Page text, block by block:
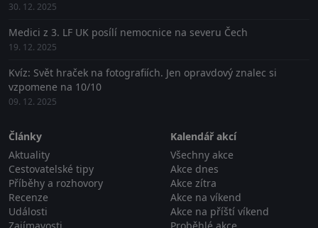
30. 12. 2025
Medici z 3. LF UK posílí nemocnice na severu Čech
19. 12. 2025
Kvíz: Svět hraček na fotografiích. Jen opravdový znalec si
vzpomene na 10/10
09. 12. 2025
Články
Aktuality
Cestovatelské tipy
Příběhy a rozhovory
Recenze
Události
Kalendář akcí
Všechny akce
Akce dnes
Akce zítra
Akce na víkend
Akce na příští víkend